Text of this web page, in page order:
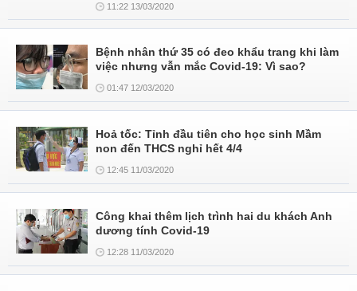
11:22 13/03/2020
Bệnh nhân thứ 35 có đeo khẩu trang khi làm
việc nhưng vẫn mắc Covid-19: Vì sao?
01:47 12/03/2020
Hoả tốc: Tỉnh đầu tiên cho học sinh Mầm
non đến THCS nghỉ hết 4/4
12:45 11/03/2020
Công khai thêm lịch trình hai du khách Anh
dương tính Covid-19
12:28 11/03/2020